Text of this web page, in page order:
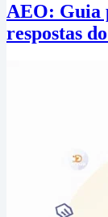
AEO: Guia
respostas